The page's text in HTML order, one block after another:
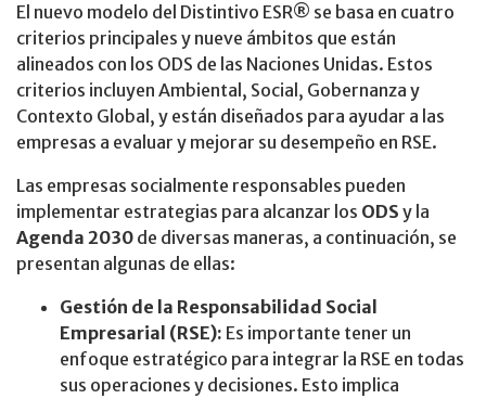
El nuevo modelo del Distintivo ESR® se basa en cuatro
criterios principales y nueve ámbitos que están
alineados con los ODS de las Naciones Unidas. Estos
criterios incluyen Ambiental, Social, Gobernanza y
Contexto Global, y están diseñados para ayudar a las
empresas a evaluar y mejorar su desempeño en RSE.
Las empresas socialmente responsables pueden
implementar estrategias para alcanzar los ODS y la
Agenda 2030 de diversas maneras, a continuación, se
presentan algunas de ellas:
Gestión de la Responsabilidad Social
Empresarial (RSE): Es importante tener un
enfoque estratégico para integrar la RSE en todas
sus operaciones y decisiones. Esto implica